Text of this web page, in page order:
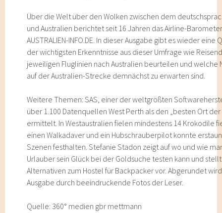
Über die Welt über den Wolken zwischen dem
und Australien berichtet seit 16 Jahren das Airline-
AUSTRALIEN-INFO.DE. In dieser Ausgabe gibt es wieder eine
der wichtigsten Erkenntnisse aus dieser Umfrage wie
jeweiligen Fluglinien nach Australien beurteilen und welche
auf der Australien-Strecke demnächst zu erwarten sind.
Weitere Themen: SAS, einer der weltgrößten
über 1.100 Datenquellen West Perth als den „besten Ort der
ermittelt. In Westaustralien fielen mindestens 14 Krokodile
einen Walkadaver und ein Hubschrauberpilot konnte
Szenen festhalten. Stefanie Stadon zeigt auf wo und wie
Urlauber sein Glück bei der Goldsuche testen kann und stellt
Alternativen zum Hostel für Backpacker vor. Abgerundet
Ausgabe durch beeindruckende Fotos der Leser.
Quelle: 360° medien gbr mettmann